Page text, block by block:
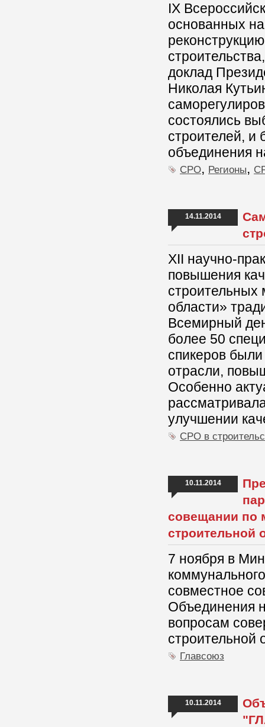
IX
основанных
доклад
Николая
состоялись
строителей, и
объединения
СРО, Регионы,
14.11.2014
XII научно-
повышения
строительных
области»
Всемирный
более 50
спикеров
отрасли,
Особенно
улучшении
СРО в
10.11.2014
совещании по
строительной
7 ноября в
совместное
Объединения
вопросам
строительной
Главсоюз
10.11.2014